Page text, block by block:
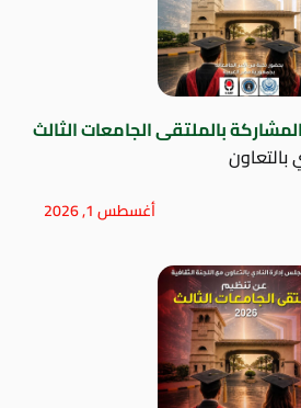
بالملتقى الجامعات الثالث
أغسطس 1, 2026